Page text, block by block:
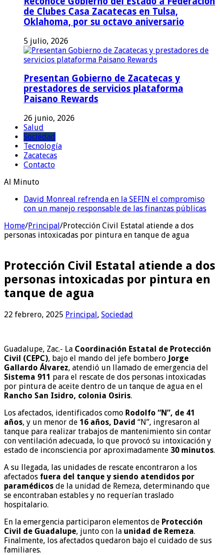
de Clubes Casa Zacatecas en Tulsa,
Oklahoma, por su octavo aniversario
5 julio, 2026
Presentan Gobierno de Zacatecas y
prestadores de servicios plataforma
Paisano Rewards
26 junio, 2026
Salud
Sociedad
Tecnología
Zacatecas
Contacto
Al Minuto
David Monreal refrenda en la SEFIN el compromiso
con un manejo responsable de las finanzas públicas
Home/Principal/Protección Civil Estatal atiende a dos
personas intoxicadas por pintura en tanque de agua
Protección Civil Estatal atiende a dos
personas intoxicadas por pintura en
tanque de agua
22 febrero, 2025 Principal, Sociedad
Guadalupe, Zac.- La Coordinación Estatal de Protección
Civil (CEPC), bajo el mando del jefe bombero Jorge
Gallardo Álvarez, atendió un llamado de emergencia del
Sistema 911 para el rescate de dos personas intoxicadas
por pintura de aceite dentro de un tanque de agua en el
Rancho San Isidro, colonia Osiris.
Los afectados, identificados como Rodolfo “N”, de 41
años, y un menor de 16 años, David “N”, ingresaron al
tanque para realizar trabajos de mantenimiento sin contar
con ventilación adecuada, lo que provocó su intoxicación y
estado de inconsciencia por aproximadamente 30 minutos.
A su llegada, las unidades de rescate encontraron a los
afectados fuera del tanque y siendo atendidos por
paramédicos de la unidad de Remeza, determinando que
se encontraban estables y no requerían traslado
hospitalario.
En la emergencia participaron elementos de Protección
Civil de Guadalupe, junto con la unidad de Remeza.
Finalmente, los afectados quedaron bajo el cuidado de sus
familiares.